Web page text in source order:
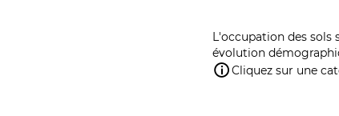
L'occupation des sols
évolution
Cliquez sur une